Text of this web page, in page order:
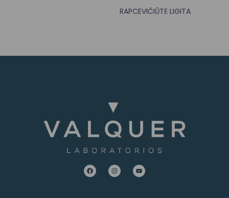
RAPCEVIČIŪTĖ LIGITA
a
c
n
s
o
u